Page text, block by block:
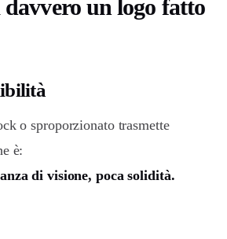
davvero un logo fatto
o sproporzionato trasmette
è:
di visione, poca solidità.